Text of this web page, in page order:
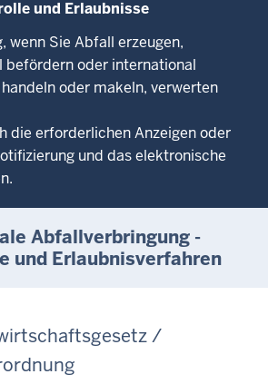
und Erlaubnisse
wenn Sie Abfall erzeugen,
befördern oder international
oder makeln, verwerten
die erforderlichen Anzeigen oder
und das elektronische
Abfallverbringung -
und Erlaubnisverfahren
/